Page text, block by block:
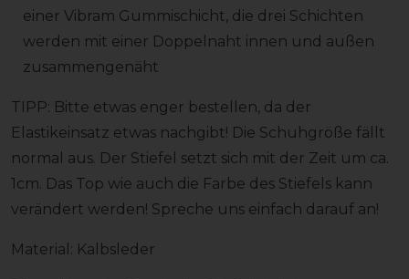
einer Vibram Gummischicht, die drei Schichten
werden mit einer Doppelnaht innen und außen
zusammengenäht
TIPP: Bitte etwas enger bestellen, da der
Elastikeinsatz etwas nachgibt! Die Schuhgröße fällt
normal aus. Der Stiefel setzt sich mit der Zeit um ca.
1cm. Das Top wie auch die Farbe des Stiefels kann
verändert werden! Spreche uns einfach darauf an!
Material: Kalbsleder